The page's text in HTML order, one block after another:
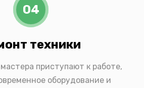
04
техники
приступают к работе,
оборудование и